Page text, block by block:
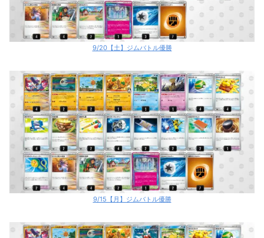
9/20【土】ジムバトル優勝
9/15【月】ジムバトル優勝